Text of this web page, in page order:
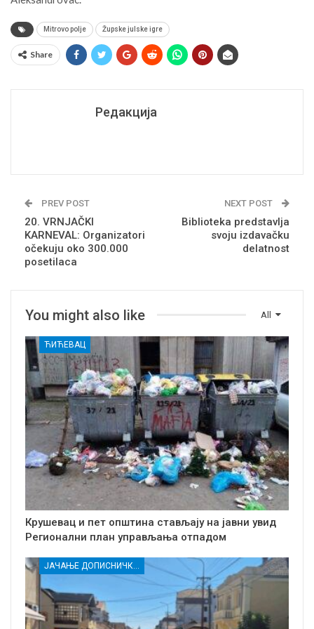
Mitrovo polje Župske julske igre
Share
Редакција
PREV POST
20. VRNJAČKI
KARNEVAL: Organizatori
očekuju oko 300.000
posetilaca
NEXT POST
Biblioteka predstavlja
svoju izdavačku
delatnost
All
You might also like
ЋИЋЕВАЦ
Крушевац и пет општина стављају на јавни увид
Регионални план управљања отпадом
ЈАЧАЊЕ ДОПИСНИЧКЕ МРЕЖЕ НЕЗАВИСНИХ МЕДИЈА У РАСИНСКОМ ОКРУГУ